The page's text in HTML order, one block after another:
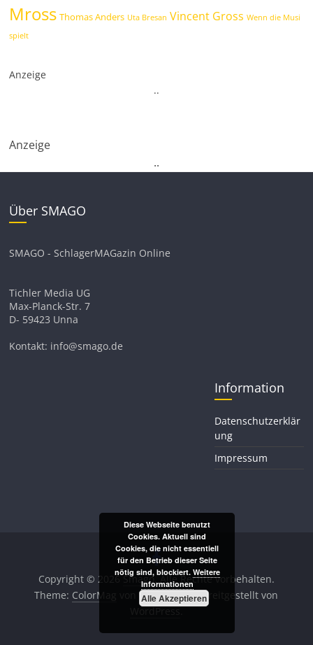
Mross Thomas Anders Uta Bresan Vincent Gross Wenn die Musi
spielt
Anzeige
..
Anzeige
..
Über SMAGO
SMAGO - SchlagerMAGazin Online
Tichler Media UG
Max-Planck-Str. 7
D- 59423 Unna
Kontakt: info@smago.de
Information
Datenschutzerklär
ung
Impressum
Copyright © 2026Smago. Alle Rechte vorbehalten.
Theme: ColorMag
von ThemeGrill. Bereitgestellt von
WordPress.
Diese Webseite benutzt
Cookies. Aktuell sind
Cookies, die nicht essentiell
für den Betrieb dieser Seite
nötig sind, blockiert. Weitere
Informationen
Alle Akzeptieren